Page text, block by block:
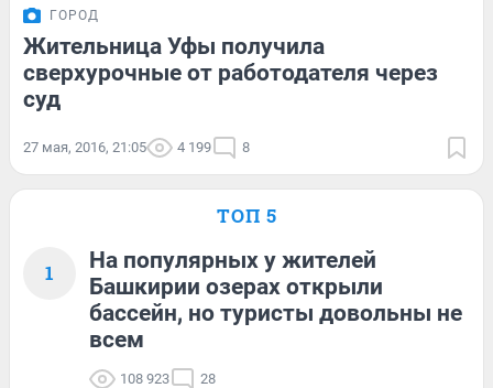
ГОРОД
Жительница Уфы получила
сверхурочные от работодателя через
суд
27 мая, 2016, 21:05 4 199 8
ТОП 5
1
На популярных у жителей
Башкирии озерах открыли
бассейн, но туристы довольны не
всем
108 923 28